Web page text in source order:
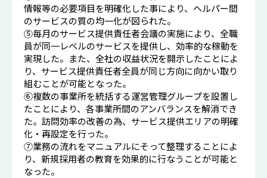
情報等の必要項目を明確化した事により、ヘルパー間
のサービスの質の均一化が図られた。
⑤毎月のサービス提供責任者会議の実施により、全職
員が同一レベルのサービスを提供し、効率的な稼動を
実現した。また、全社の収益状況を開示したことによ
り、サービス提供責任者全員が同じ方向に向かい取り
組むことが可能となった。
⑥複数の事業所を統括する運営管理グループを設置し
たことにより、各事業所間のアンバランスを解消でき
た。訪問効率の改善の為、サービス提供エリアの明確
化・再設定を行った。
⑦業務の流れをマニュアルにそって整理することによ
り、新規採用者の教育を効果的に行なうことが可能と
なった。